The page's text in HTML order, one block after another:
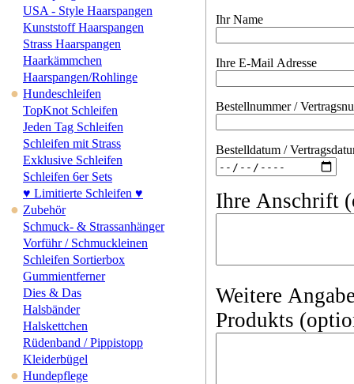
USA - Style Haarspangen
Kunststoff Haarspangen
Strass Haarspangen
Haarkämmchen
Haarspangen/Rohlinge
● Hundeschleifen
TopKnot Schleifen
Jeden Tag Schleifen
Schleifen mit Strass
Exklusive Schleifen
Schleifen 6er Sets
♥ Limitierte Schleifen ♥
● Zubehör
Schmuck- & Strassanhänger
Vorführ / Schmuckleinen
Schleifen Sortierbox
Gummientferner
Dies & Das
Halsbänder
Halskettchen
Rüdenband / Pippistopp
Kleiderbügel
● Hundepflege
Ihr Name
Ihre E-Mail Adresse
Bestellnummer /
Bestelldatum /
Ihre Anschrift
Weitere
Produkts